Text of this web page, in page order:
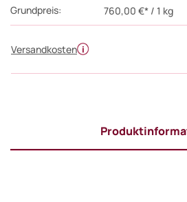
Versandkosten
Grundpreis: 760,00 €* / 1 kg